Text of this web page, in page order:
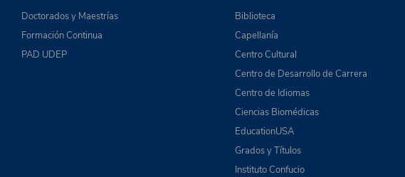
Doctorados y Maestrías
Formación Continua
PAD UDEP
Biblioteca
Capellanía
Centro Cultural
Centro de Desarrollo de Carrera
Centro de Idiomas
Ciencias Biomédicas
EducationUSA
Grados y Títulos
Instituto Confucio